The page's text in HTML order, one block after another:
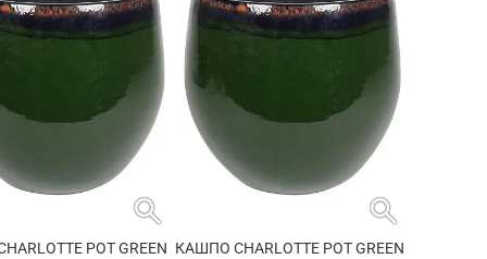
search
POT GREEN
search
КАШПО CHARLOTTE POT GREEN